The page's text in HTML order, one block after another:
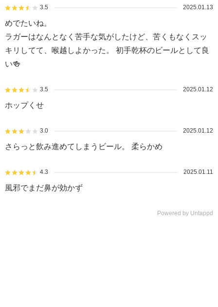
3.5 2025.01.13
めでたいね。
ラガーはなんとなく苦手な気がしたけど、苦くもなくスッ
キリしてて、喉越しよかった。 初手乾杯のビールとして良
い🍻
3.5 2025.01.12
ホップくせ
3.0 2025.01.12
さらっと飲み進めてしまうビール。 柔らかめ
4.3 2025.01.11
風邪でまだ鼻が効かず
Powered by Untappd